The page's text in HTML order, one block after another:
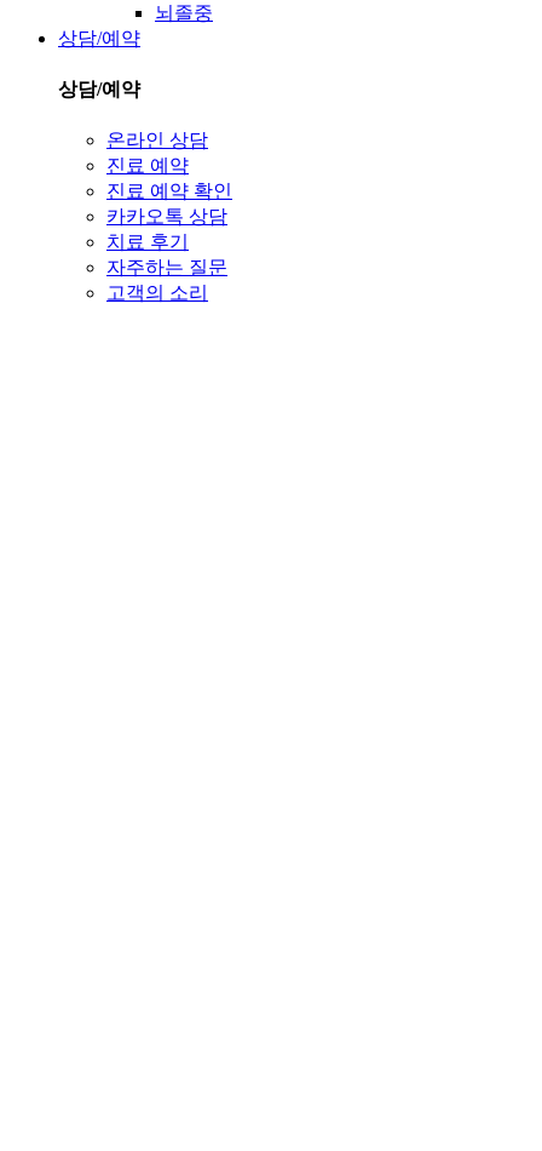
뇌졸중
상담/예약
상담/예약
온라인 상담
진료 예약
진료 예약 확인
카카오톡 상담
치료 후기
자주하는 질문
고객의 소리